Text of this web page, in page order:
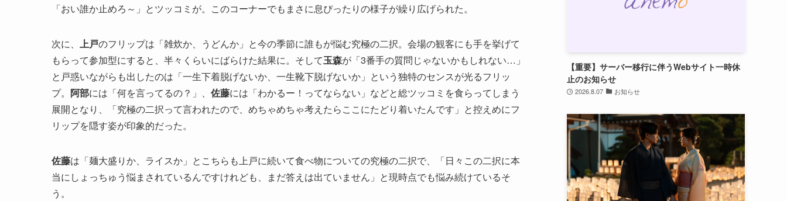
「おい誰か止めろ～」とツッコミが。このコーナーでもまさに息ぴったりの様子が繰り広げられた。
次に、 上戸のフリップは「雑炊か、うどんか」と今の季節に誰もが悩む究極の二択。会場の観客にも手を挙げて
もらって参加型にすると、半々くらいにばらけた結果に。そして玉森が「3番手の質問じゃないかもしれない…」
と戸惑いながらも出したのは「一生下着脱げないか、一生靴下脱げないか」という独特のセンスが光るフリッ
プ。 阿部には「何を言ってるの？」、 佐藤には「わかるー！ってならない」などと総ツッコミを食らってしまう
展開となり、「究極の二択って言われたので、めちゃめちゃ考えたらここにたどり着いたんです」と控えめにフ
リップを隠す姿が印象的だった。
佐藤は「麺大盛りか、ライスか」とこちらも上戸に続いて食べ物についての究極の二択で、「日々この二択に本
当にしょっちゅう悩まされているんですけれども、まだ答えは出ていません」と現時点でも悩み続けているそ
う。
【重要】サーバー移行に伴うWebサイト一時休
止のお知らせ
2026.8.07 お知らせ